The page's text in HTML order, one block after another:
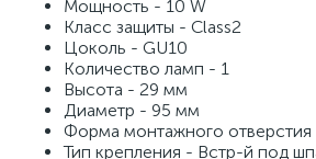
Мощность - 10 W
Класс защиты - Class2
Цоколь - GU10
Количество ламп - 1
Высота - 29 мм
Диаметр - 95 мм
Форма монтажного отверстия
Тип крепления - Встр-й под